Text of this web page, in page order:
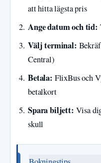
att hitta lägsta pris
Ange datum och tid:
Välj terminal:
Central)
Betala: FlixBus och
betalkort
Spara biljett: Visa
skull